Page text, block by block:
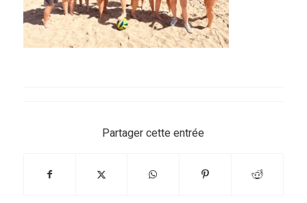
Partager cette entrée